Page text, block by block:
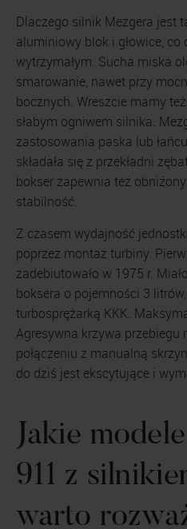
Dlaczego silnik Mezgera jest
aluminiowy blok i głowice, co
wytrzymałym. Sucha miska
smarowanie, nawet przy
bocznych. Wreszcie mamy
słabym ogniwem silnika.
zastosowania paska lub
składała się z przekładni
bokser zapewnia też
stabilność.
Z czasem wydajność
poprzez montaż turbiny.
zadebiutowało w 1975 r.
boksera o pojemności 3
turbosprężarką KKK.
Agresywna krzywa przebiegu
połączeniu z manualną
do dziś jest ekscytujące i
Jakie
911 z
warto